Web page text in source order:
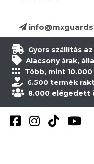
Gyors szállítás
Alacsony árak,
Több, mint
6.500 termék
8.000 elégedett
Kövess be Facebookon
Kövess beKövess be